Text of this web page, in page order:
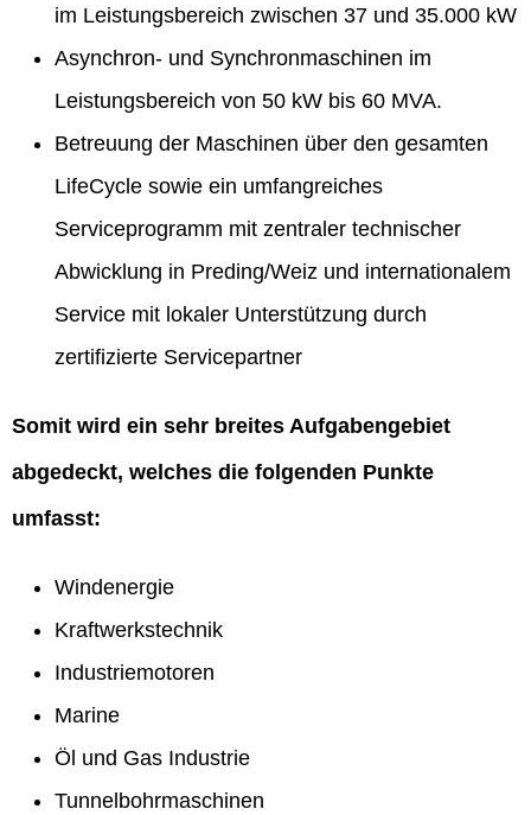
im Leistungsbereich zwischen 37 und 35.000 kW
Asynchron- und Synchronmaschinen im
Leistungsbereich von 50 kW bis 60 MVA.
Betreuung der Maschinen über den gesamten
LifeCycle sowie ein umfangreiches
Serviceprogramm mit zentraler technischer
Abwicklung in Preding/Weiz und internationalem
Service mit lokaler Unterstützung durch
zertifizierte Servicepartner
Somit wird ein sehr breites Aufgabengebiet
abgedeckt, welches die folgenden Punkte
umfasst:
Windenergie
Kraftwerkstechnik
Industriemotoren
Marine
Öl und Gas Industrie
Tunnelbohrmaschinen